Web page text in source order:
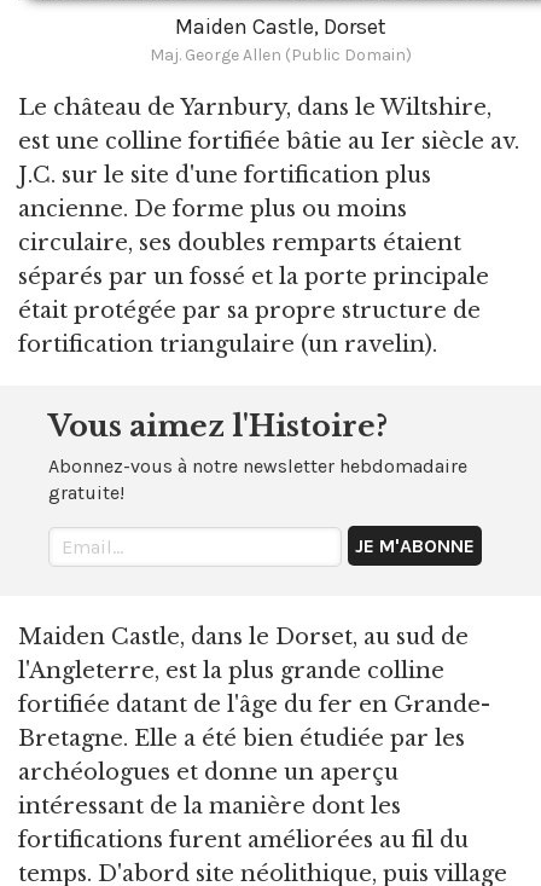
Maiden Castle, Dorset
Maj. George Allen (Public Domain)
Le château de Yarnbury, dans le Wiltshire,
est une colline fortifiée bâtie au Ier siècle av.
J.C. sur le site d'une fortification plus
ancienne. De forme plus ou moins
circulaire, ses doubles remparts étaient
séparés par un fossé et la porte principale
était protégée par sa propre structure de
fortification triangulaire (un ravelin).
Vous aimez l'Histoire?
Abonnez-vous à notre newsletter hebdomadaire
gratuite!
Maiden Castle, dans le Dorset, au sud de
l'Angleterre, est la plus grande colline
fortifiée datant de l'âge du fer en Grande-
Bretagne. Elle a été bien étudiée par les
archéologues et donne un aperçu
intéressant de la manière dont les
fortifications furent améliorées au fil du
temps. D'abord site néolithique, puis village